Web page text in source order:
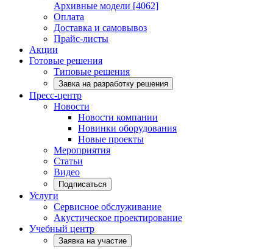
Архивные модели [4062]
Оплата
Доставка и самовывоз
Прайс-листы
Акции
Готовые решения
Типовые решения
Завка на разработку решения
Пресс-центр
Новости
Новости компании
Новинки оборудования
Новые проекты
Мероприятия
Статьи
Видео
Подписаться
Услуги
Сервисное обслуживание
Акустическое проектирование
Учебный центр
Заявка на участие